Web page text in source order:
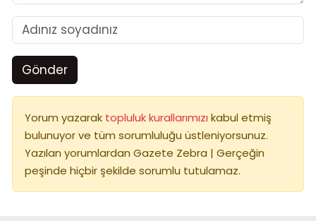
Gönder
Yorum yazarak topluluk kurallarımızı kabul etmiş
bulunuyor ve tüm sorumluluğu üstleniyorsunuz.
Yazılan yorumlardan Gazete Zebra | Gerçeğin
peşinde hiçbir şekilde sorumlu tutulamaz.